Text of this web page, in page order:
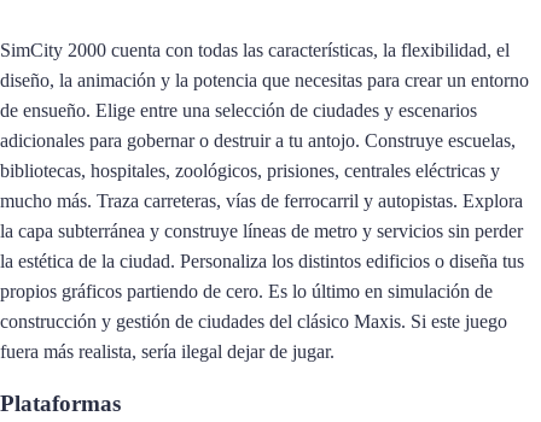
SimCity 2000 cuenta con todas las características, la flexibilidad, el
diseño, la animación y la potencia que necesitas para crear un entorno
de ensueño. Elige entre una selección de ciudades y escenarios
adicionales para gobernar o destruir a tu antojo. Construye escuelas,
bibliotecas, hospitales, zoológicos, prisiones, centrales eléctricas y
mucho más. Traza carreteras, vías de ferrocarril y autopistas. Explora
la capa subterránea y construye líneas de metro y servicios sin perder
la estética de la ciudad. Personaliza los distintos edificios o diseña tus
propios gráficos partiendo de cero. Es lo último en simulación de
construcción y gestión de ciudades del clásico Maxis. Si este juego
fuera más realista, sería ilegal dejar de jugar.
Plataformas